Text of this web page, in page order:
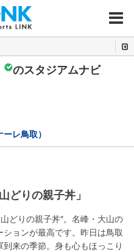
MENU
のスタジアムナビ
レ鳥取）
どりの親子丼」
どりの親子丼″。名峰・大山の
ョンが最高です。昨日は鳥取
来の季節。身も心もほっこり